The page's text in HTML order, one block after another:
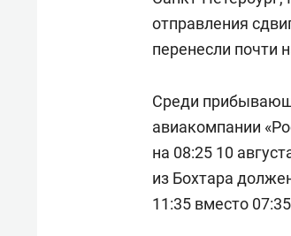
отправления
перенесли почти
Среди
авиакомпании
на 08:25 10
из Бохтара
11:35 вместо